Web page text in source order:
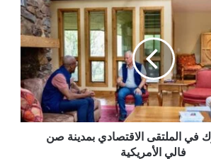
في الملتقى الاقتصادي بمدينة صن
فالي الأمريكية